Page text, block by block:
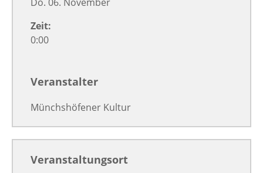
Zeit:
0:00
Veranstalter
Münchshöfener Kultur
Veranstaltungsort